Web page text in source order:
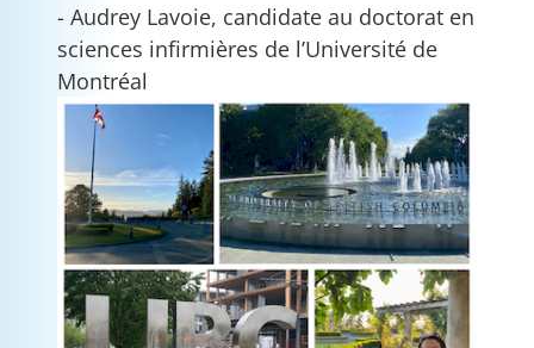
- Audrey Lavoie, candidate au doctorat en
sciences infirmières de l’Université de
Montréal